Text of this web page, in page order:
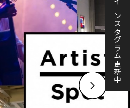
インスタグラム更新中